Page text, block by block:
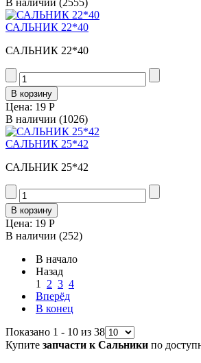
САЛЬНИК 22*40
САЛЬНИК 22*40
Цена: 19 Р
В наличии (1026)
САЛЬНИК 25*42
САЛЬНИК 25*42
Цена: 19 Р
В наличии (252)
В начало
Назад
1
2 3 4
Вперёд
В конец
Показано 1 - 10 из 38
Купите запчасти к Сальники по